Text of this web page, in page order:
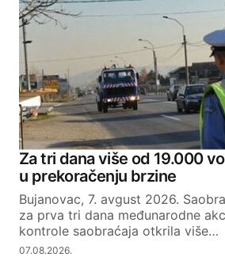
Za tri dana više od 19.000
u prekoračenju brzine
Bujanovac, 7. avgust 2026.
za prva tri dana međunarodne
kontrole saobraćaja otkrila više…
07.08.2026.